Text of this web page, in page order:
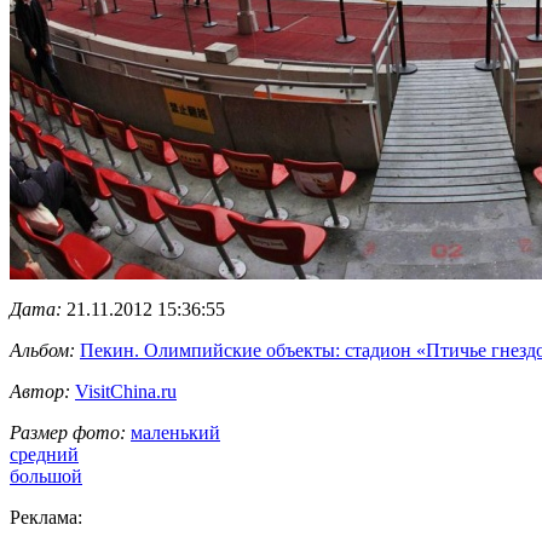
Дата: 21.11.2012 15:36:55
Альбом: Пекин. Олимпийские объекты: стадион «Птичье
Автор: VisitChina.ru
Размер фото: маленький
средний
большой
Реклама: